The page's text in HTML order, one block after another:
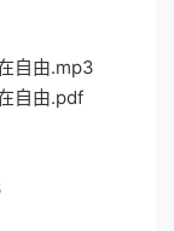
自由.mp3
自由.pdf